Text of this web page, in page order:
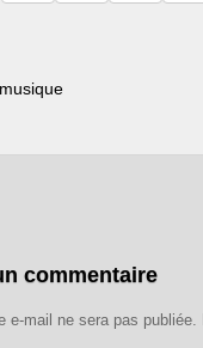
commentaire
e-mail ne sera pas publiée.